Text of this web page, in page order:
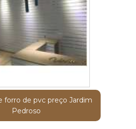
forro de pvc preço Jardim
Pedroso